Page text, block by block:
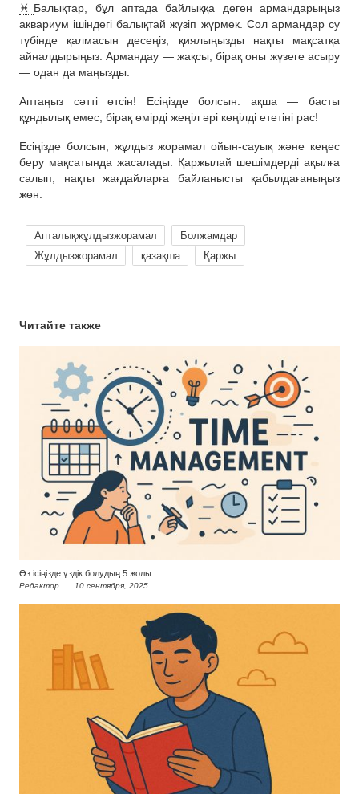
♓️ Балықтар, бұл аптада байлыққа деген армандарыңыз
аквариум ішіндегі балықтай жүзіп жүрмек. Сол армандар су
түбінде қалмасын десеңіз, қиялыңызды нақты мақсатқа
айналдырыңыз. Армандау — жақсы, бірақ оны жүзеге асыру
— одан да маңызды.
Аптаңыз сәтті өтсін! Есіңізде болсын: ақша — басты
құндылық емес, бірақ өмірді жеңіл әрі көңілді ететіні рас!
Есіңізде болсын, жұлдыз жорамал ойын-сауық және кеңес
беру мақсатында жасалады. Қаржылай шешімдерді ақылға
салып, нақты жағдайларға байланысты қабылдағаныңыз
жөн.
Апталықжұлдызжорамал
Болжамдар
Жұлдызжорамал
қазақша Қаржы
Читайте также
Өз ісіңізде үздік болудың 5 жолы
Редактор 10 сентября, 2025